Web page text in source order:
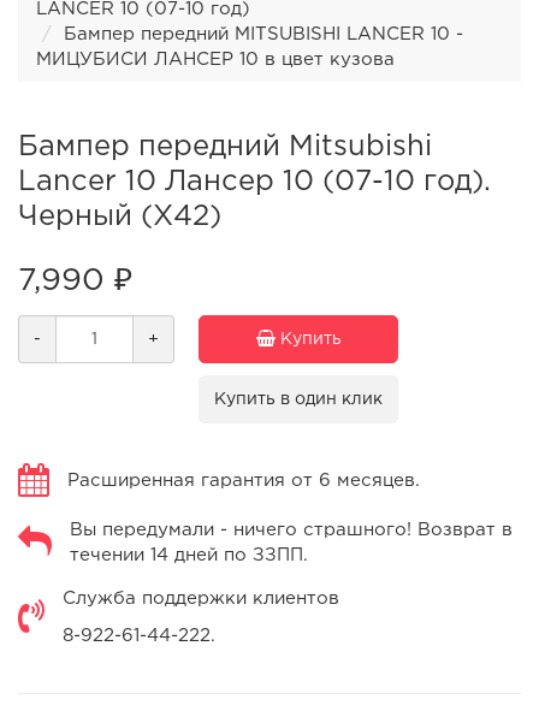
LANCER 10 (07-10 год)
Бампер передний MITSUBISHI LANCER 10 -
МИЦУБИСИ ЛАНСЕР 10 в цвет кузова
Бампер передний Mitsubishi
Lancer 10 Лансер 10 (07-10 год).
Черный (X42)
7,990 ₽
- + Купить
Купить в один клик
Расширенная гарантия от 6 месяцев.
Вы передумали - ничего страшного! Возврат в
течении 14 дней по ЗЗПП.
Служба поддержки клиентов
8-922-61-44-222.